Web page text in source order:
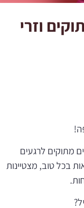
וזרי
מתוקים לרגעים
בכל טוב, מצטיינות